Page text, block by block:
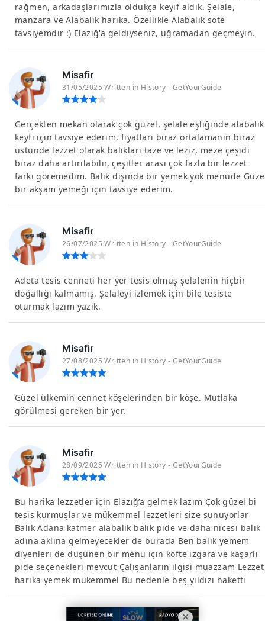
rağmen, arkadaşlarımızla oldukça keyif aldık. Şelale,
manzara ve Alabalık harika. Özellikle Alabalık sote
tavsiyemdir :) Elazığ'a geldiyseniz, uğramadan geçmeyin.
Misafir
31/05/2025 Written in History - GetYourGuide
Gerçekten mekan olarak çok güzel, şelale eşliğinde alabalık
keyfi için tavsiye ederim, fiyatları biraz ortalamanın biraz
üstünde lezzet olarak balıkları taze ve leziz, meze çeşidi
biraz daha artırılabilir, çeşitler arası çok fazla bir lezzet
farkı göremedim. Balık dışında bir yemek yok menüde
bir akşam yemeği için tavsiye ederim.
Misafir
26/07/2025 Written in History - GetYourGuide
Adeta tesis cenneti her yer tesis olmuş şelalenin hiçbir
doğallığı kalmamış. Şelaleyi izlemek için bile tesiste
oturmak lazım yazık.
Misafir
27/08/2025 Written in History - GetYourGuide
Güzel ülkemin cennet köşelerinden bir köşe. Mutlaka
görülmesi gereken bir yer.
Misafir
28/09/2025 Written in History - GetYourGuide
Bu harika lezzetler için Elazığ’a gelmek lazım Çok güzel bi
tesis kurmuşlar ve mükemmel lezzetleri size sunuyorlar
Balık Adana katmer alabalık balık pide ve daha nicesi balık
adına aklına gelmeyecekler de burada Ben balık yemem
diyenleri de düşünen bir menü için köfte ızgara ve kaşarlı
pide seçenekleri mevcut Çalışanların ilgisi muazzam Lezzet
harika yemek mükemmel Bu nedenle beş yıldızı haketti